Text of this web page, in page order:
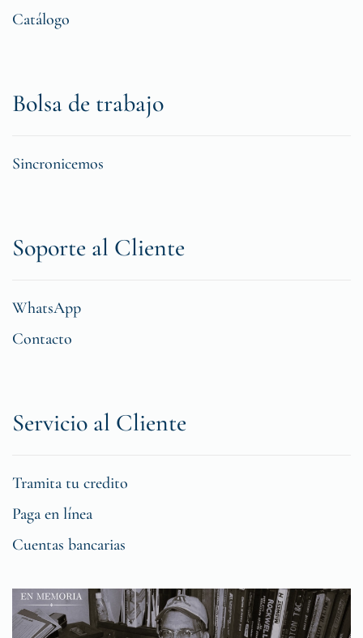
Catálogo
Bolsa de trabajo
Sincronicemos
Soporte al Cliente
WhatsApp
Contacto
Servicio al Cliente
Tramita tu credito
Paga en línea
Cuentas bancarias